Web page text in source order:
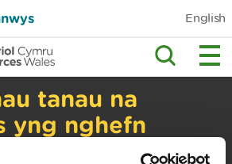
English
tanau na
yng nghefn